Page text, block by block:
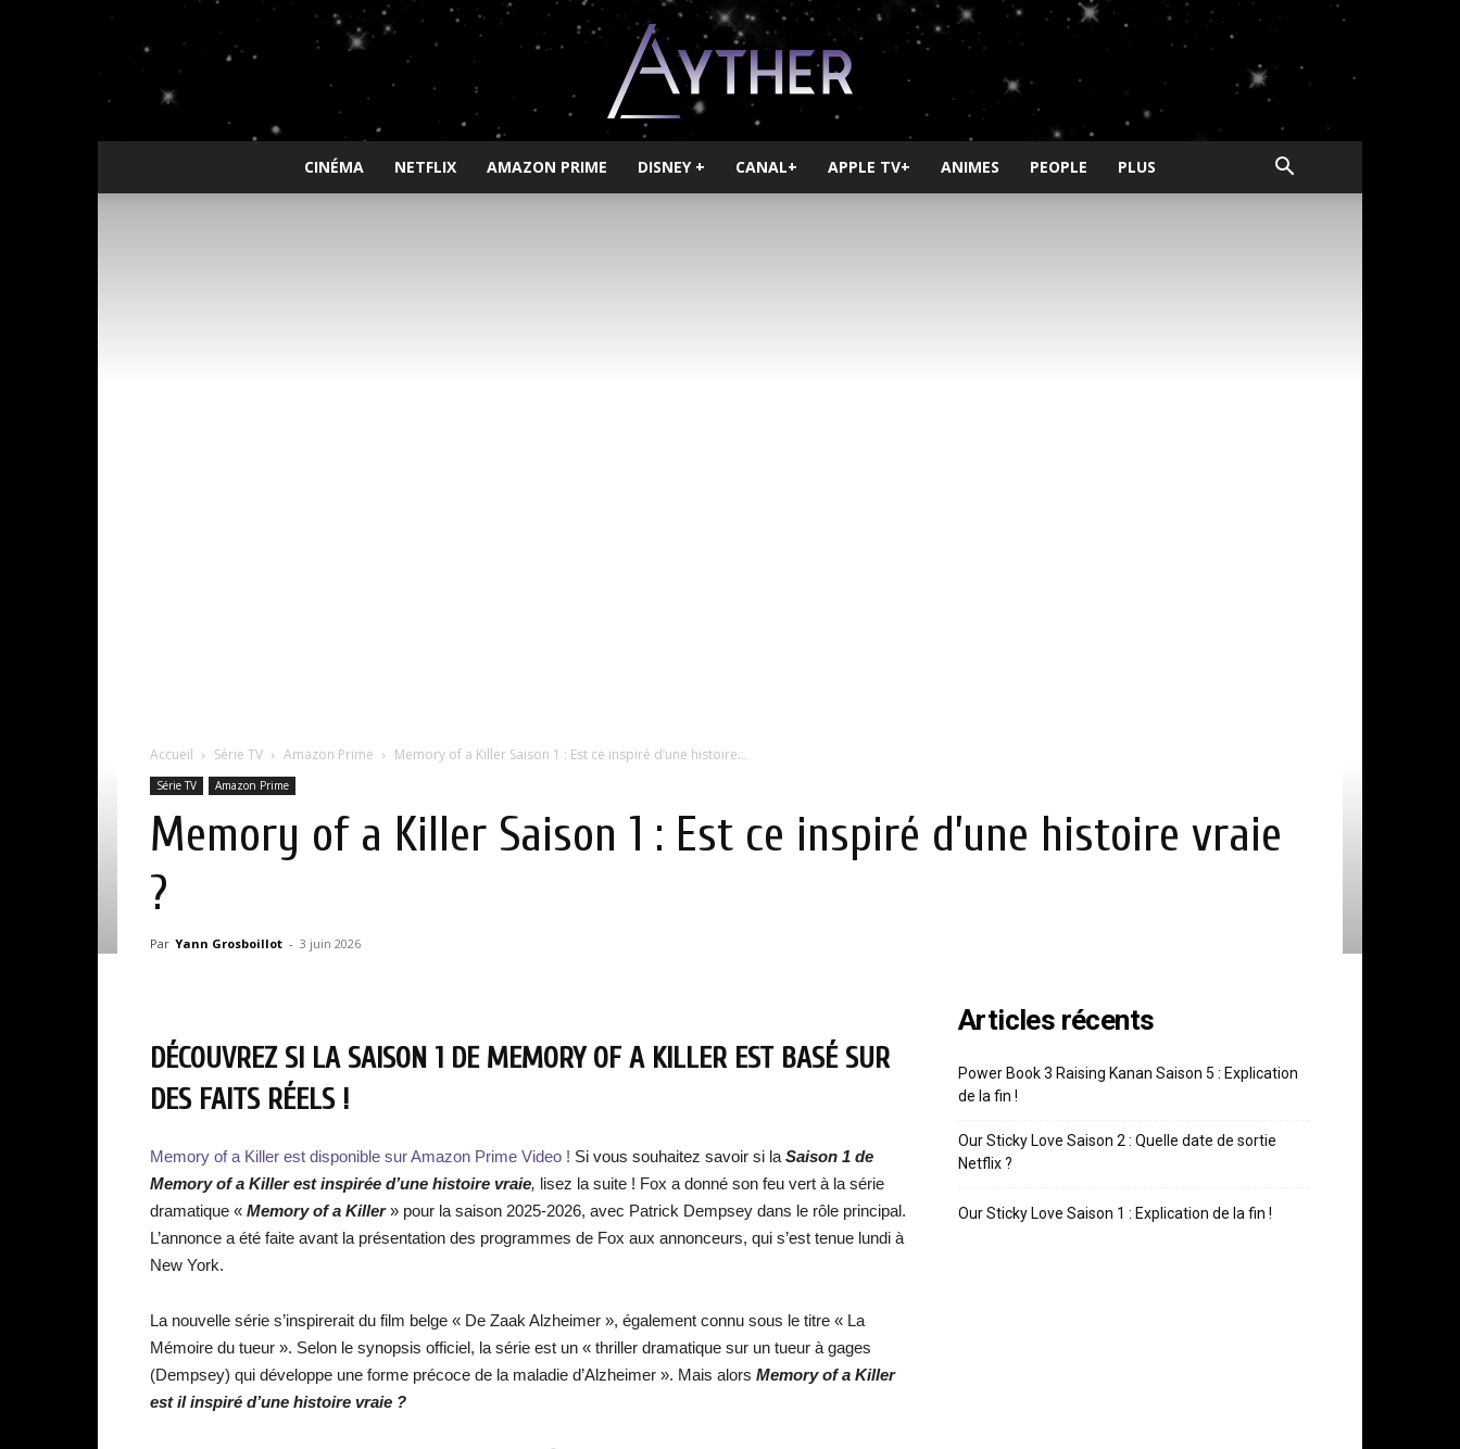
Ayther
CINÉMA NETFLIX AMAZON PRIME DISNEY + CANAL+ APPLE TV+ ANIMES PEOPLE PLUS
Accueil Série TV Amazon Prime Memory of a Killer Saison 1 : Est ce inspiré d’une histoire...
Série TV Amazon Prime
Memory of a Killer Saison 1 : Est ce inspiré d’une histoire vraie
?
Par Yann Grosboillot - 3 juin 2026
DÉCOUVREZ SI LA SAISON 1 DE MEMORY OF A KILLER EST BASÉ SUR
DES FAITS RÉELS !
Memory of a Killer est disponible sur Amazon Prime Video ! Si vous souhaitez savoir si la Saison 1 de
Memory of a Killer est inspirée d’une histoire vraie, lisez la suite ! Fox a donné son feu vert à la série
dramatique « Memory of a Killer» pour la saison 2025-2026, avec Patrick Dempsey dans le rôle principal.
L’annonce a été faite avant la présentation des programmes de Fox aux annonceurs, qui s’est tenue lundi à
New York.
La nouvelle série s’inspirerait du film belge « De Zaak Alzheimer », également connu sous le titre « La
Mémoire du tueur ». Selon le synopsis officiel, la série est un « thriller dramatique sur un tueur à gages
(Dempsey) qui développe une forme précoce de la maladie d’Alzheimer ». Mais alors Memory of a Killer
est il inspiré d’une histoire vraie ?
Articles récents
Power Book 3 Raising Kanan Saison 5 : Explication
de la fin !
Our Sticky Love Saison 2 : Quelle date de sortie
Netflix ?
Our Sticky Love Saison 1 : Explication de la fin !